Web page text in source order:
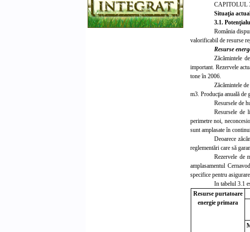
CAPITOLUL
Situaţia
3.1.
România
valorificabil de resurse
Resurse
Zăcămintele
important. Rezervele
tone în 2006.
Zăcămintele
m3. Producţia anuală de
Resursele de
Resursele de
perimetre noi, neconces
sunt amplasate în
Deoarece
reglementări care să
Rezervele de
amplasamentul
specifice pentru
In tabelul 3.1
Resurse purtatoare
energie primara